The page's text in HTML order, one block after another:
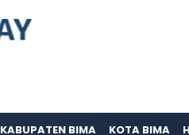
KABUPATEN BIMA KOTA BIMA